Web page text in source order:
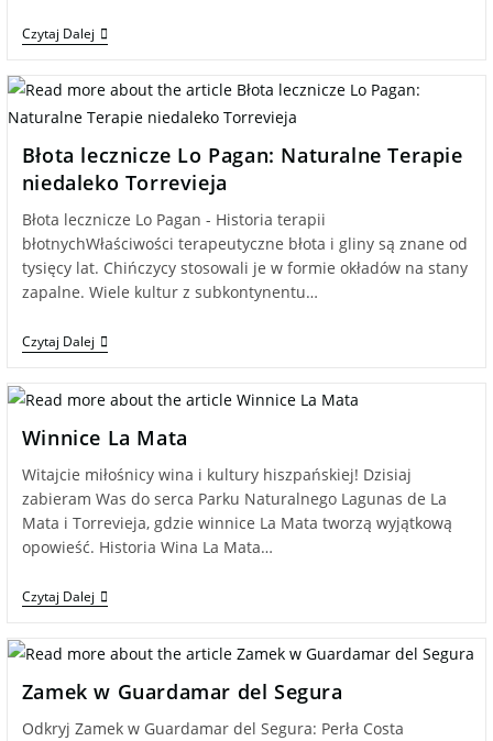
Czytaj Dalej
Błota lecznicze Lo Pagan: Naturalne Terapie
niedaleko Torrevieja
Błota lecznicze Lo Pagan - Historia terapii
błotnychWłaściwości terapeutyczne błota i gliny są znane od
tysięcy lat. Chińczycy stosowali je w formie okładów na stany
zapalne. Wiele kultur z subkontynentu…
Czytaj Dalej
Winnice La Mata
Witajcie miłośnicy wina i kultury hiszpańskiej! Dzisiaj
zabieram Was do serca Parku Naturalnego Lagunas de La
Mata i Torrevieja, gdzie winnice La Mata tworzą wyjątkową
opowieść. Historia Wina La Mata…
Czytaj Dalej
Zamek w Guardamar del Segura
Odkryj Zamek w Guardamar del Segura: Perła Costa